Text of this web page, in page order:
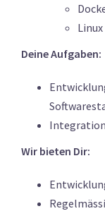
Linux
Deine Aufgaben:
Wir bieten Dir: